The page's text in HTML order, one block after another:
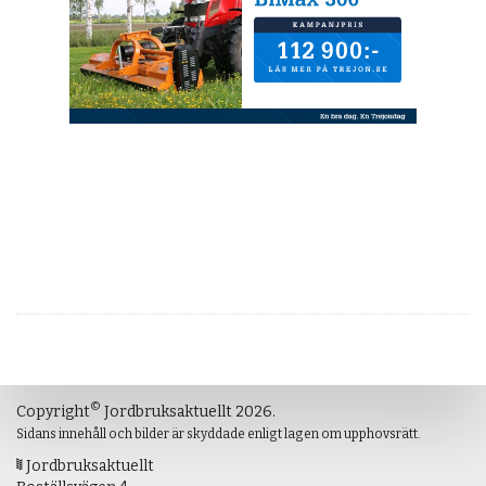
Copyright© Jordbruksaktuellt 2026.
Sidans innehåll och bilder är skyddade enligt lagen om upphovsrätt.
Jordbruksaktuellt